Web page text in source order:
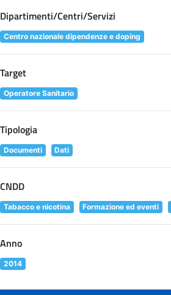
Dipartimenti/Centri/Servizi
Centro nazionale dipendenze e doping
Target
Operatore Sanitario
Tipologia
Documenti Dati
CNDD
Tabacco e nicotina Formazione ed eventi
Anno
2014